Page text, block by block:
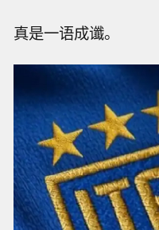
真是一语成谶。